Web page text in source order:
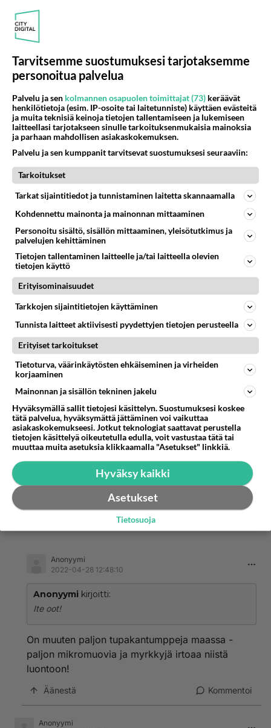
2022-04-24 12:39:56
Koirankakka vs. tupakantumppi. Koiranloiset vs.
mikromuovi.
Äänestä Kommentoi
Anonyymi
2022-04-24 12:40:22
Anonyymikirjoitti:
Millariikka on varsin oikealla asialla , on nyt ja on ollut
jo aiemmin.
Jos tässä hoitaja sopassa joku on se viattomia ihmisiä
tapattava pösilö niin se on perhe ja peruspalvelu
ministeri.
Jos joku hoitajien puutteen tai lakkoilun takia lisää
työnantajalla.
Just niin!
Äänestä Kommentoi
Anonyymi
2022-04-28 12:48:10
Anonyymi kirjoitti:
Ite oot!
On muuten paljon tupakantumppeja maassa -
paljon mikromuovia ja myrkkyjä irtoaa niistä
luontoon!
Äänestä Kommentoi
Anonyymi
Tarvitsemme suostumuksesi tarjotaksemme
personoitua palvelua
Palvelu ja sen kolmannen osapuolen toimittajat (73) keräävät
henkilötietoja (esim. IP-osoite tai laitetunniste) käyttäen evästeitä
ja muita teknisiä keinoja tietojen tallentamiseen ja lukemiseen
laitteellasi tarjotakseen sinulle tarkoituksenmukaisia mainoksia
ja parhaan mahdollisen asiakaskokemuksen.
Palvelu ja sen kumppanit tarvitsevat suostumuksesi seuraaviin:
Tarkoitukset
Tarkat sijaintitiedot ja tunnistaminen laitetta skannaamalla
Kohdennettu mainonta ja mainonnan mittaaminen
Personoitu sisältö, sisällön mittaaminen, yleisötutkimus ja
palvelujen kehittäminen
Tietojen tallentaminen laitteelle ja/tai laitteella olevien
tietojen käyttö
Erityisominaisuudet
Tarkkojen sijaintitietojen käyttäminen
Tunnista laitteet aktiivisesti pyydettyjen tietojen perusteella
Erityiset tarkoitukset
Tietoturva, väärinkäytösten ehkäiseminen ja virheiden
korjaaminen
Mainonnan ja sisällön tekninen jakelu
Hyväksymällä sallit tietojesi käsittelyn. Suostumuksesi koskee
tätä palvelua, hyväksymättä jättäminen voi vaikuttaa
asiakaskokemukseesi. Jotkut teknologiat saattavat perustella
tietojen käsittelyä oikeutetulla edulla, voit vastustaa tätä tai
muuttaa muita asetuksia klikkaamalla "Asetukset" linkkiä.
Hyväksy kaikki
Asetukset
Tietosuoja